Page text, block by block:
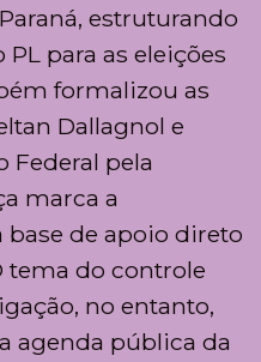
estruturando
para as eleições
formalizou as
Dallagnol e
Federal pela
marca a
base de apoio direto
tema do controle
no entanto,
agenda pública da